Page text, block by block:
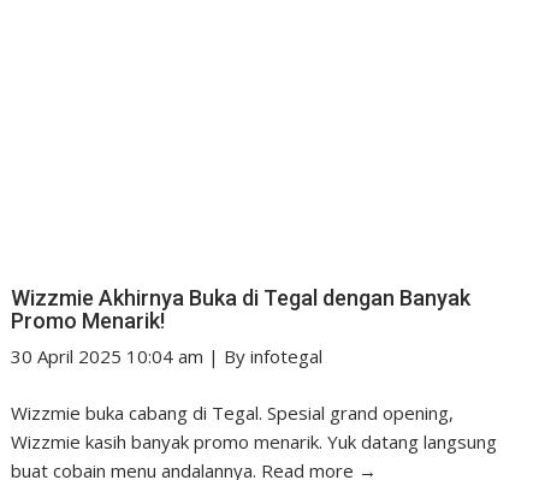
Wizzmie Akhirnya Buka di Tegal dengan Banyak
Promo Menarik!
30 April 2025 10:04 am | Byinfotegal
Wizzmie buka cabang di Tegal. Spesial grand opening,
Wizzmie kasih banyak promo menarik. Yuk datang langsung
buat cobain menu andalannya. Read more →